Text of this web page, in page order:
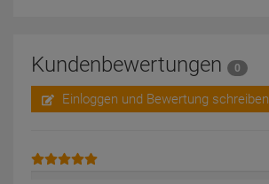
Kundenbewertungen 0
Einloggen und Bewertung schreiben